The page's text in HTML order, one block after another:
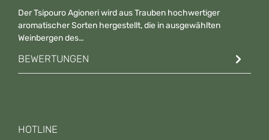
Der Tsipouro Agioneri wird aus Trauben hochwertiger
aromatischer Sorten hergestellt, die in ausgewählten
Weinbergen des…
BEWERTUNGEN
HOTLINE